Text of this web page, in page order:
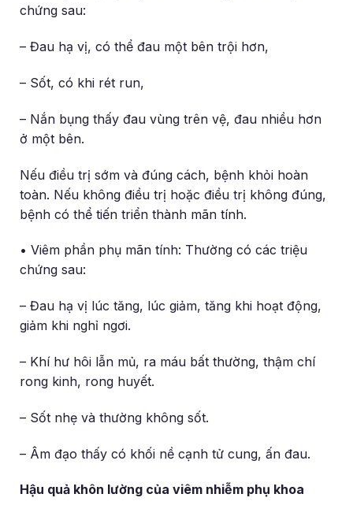
chứng sau:
– Đau hạ vị, có thể đau một bên trội hơn,
– Sốt, có khi rét run,
– Nắn bụng thấy đau vùng trên vệ, đau nhiều hơn
ở một bên.
Nếu điều trị sớm và đúng cách, bệnh khỏi hoàn
toàn. Nếu không điều trị hoặc điều trị không đúng,
bệnh có thể tiến triển thành mãn tính.
• Viêm phần phụ mãn tính: Thường có các triệu
chứng sau:
– Đau hạ vị lúc tăng, lúc giảm, tăng khi hoạt động,
giảm khi nghỉ ngơi.
– Khí hư hôi lẫn mủ, ra máu bất thường, thậm chí
rong kinh, rong huyết.
– Sốt nhẹ và thường không sốt.
– Âm đạo thấy có khối nề cạnh tử cung, ấn đau.
Hậu quả khôn lường của viêm nhiễm phụ khoa